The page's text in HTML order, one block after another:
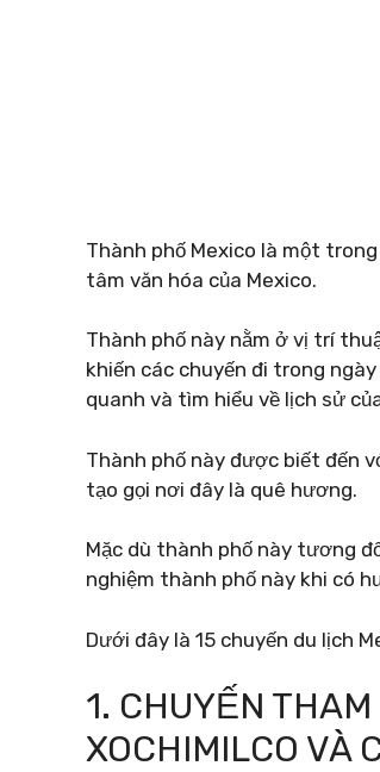
Thành phố Mexico là một
tâm văn hóa của Mexico.
Thành phố này nằm ở vị trí
khiến các chuyến đi trong
quanh và tìm hiểu về lịch sử
Thành phố này được biết đến
tạo gọi nơi đây là quê hương.
Mặc dù thành phố này tương
nghiệm thành phố này khi có
Dưới đây là 15 chuyến du lịch
1. CHUYẾN
XOCHIMILCO VÀ